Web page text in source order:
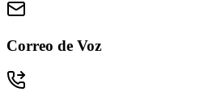
Correo de Voz